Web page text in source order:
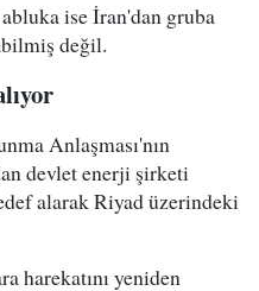
ise İran'dan gruba
değil.
Anlaşması'nın
devlet enerji şirketi
alarak Riyad üzerindeki
harekatını yeniden